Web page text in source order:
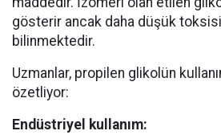
gösterir ancak daha düşük
bilinmektedir.
Uzmanlar, propilen glikolün
özetliyor:
Endüstriyel kullanım: